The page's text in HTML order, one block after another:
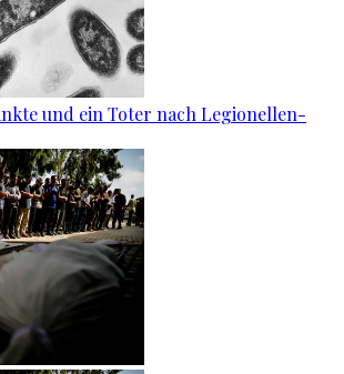
und ein Toter nach Legionellen-